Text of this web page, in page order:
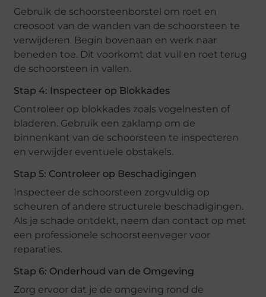
Gebruik de schoorsteenborstel om roet en
creosoot van de wanden van de schoorsteen te
verwijderen. Begin bovenaan en werk naar
beneden toe. Dit voorkomt dat vuil en roet terug
de schoorsteen in vallen.
Stap 4: Inspecteer op Blokkades
Controleer op blokkades zoals vogelnesten of
bladeren. Gebruik een zaklamp om de
binnenkant van de schoorsteen te inspecteren
en verwijder eventuele obstakels.
Stap 5: Controleer op Beschadigingen
Inspecteer de schoorsteen zorgvuldig op
scheuren of andere structurele beschadigingen.
Als je schade ontdekt, neem dan contact op met
een professionele schoorsteenveger voor
reparaties.
Stap 6: Onderhoud van de Omgeving
Zorg ervoor dat je de omgeving rond de